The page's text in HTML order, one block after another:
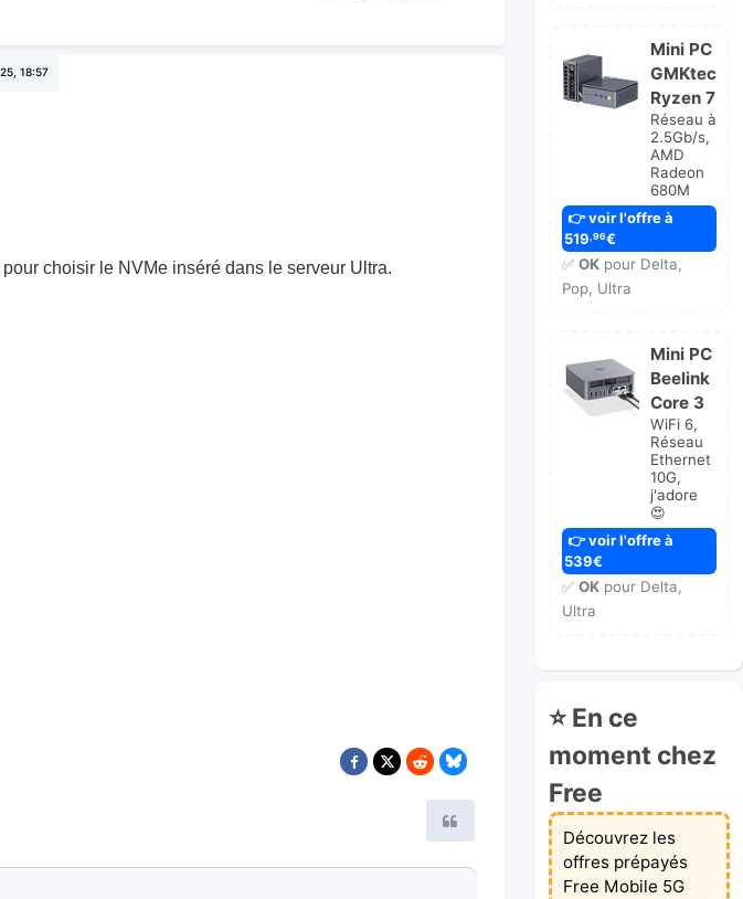
18:57
pour choisir le NVMe inséré dans le serveur Ultra.
Mini PC
GMKtec
Ryzen 7
Réseau à
2.5Gb/s,
AMD
Radeon
680M
👉 voir l'offre à
519,96€
✅ OKpour Delta,
Pop, Ultra
Mini PC
Beelink
Core 3
WiFi 6,
Réseau
Ethernet
10G,
j'adore
😍
👉 voir l'offre à
539€
✅ OKpour Delta,
Ultra
⭐ En ce
moment chez
Free
Découvrez les
offres prépayés
Free Mobile 5G